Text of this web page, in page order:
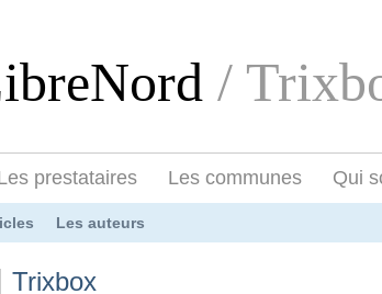
/
prestataires Les communes Qui
Les auteurs
Trixbox